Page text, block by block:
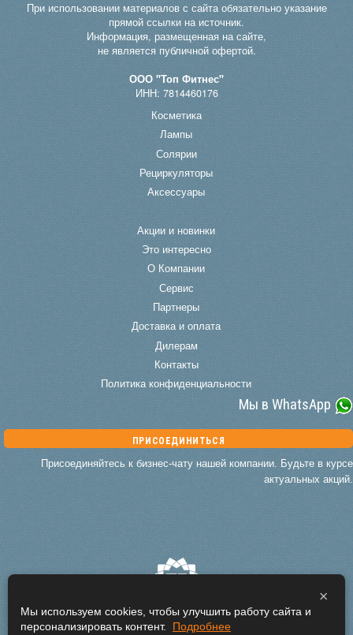
При использовании материалов с сайта обязательно указание
прямой ссылки на источник.
Информация, размещенная на сайте,
не является публичной офертой.
ООО "Топ Фитнес"
ИНН: 7814460176
Косметика
Лампы
Солярии
Рециркуляторы
Аксессуары
Акции и новинки
Это интересно
О Компании
Сервис
Партнеры
Доставка и оплата
Дилерам
Контакты
Политика конфиденциальности
Мы в WhatsApp
ПРИСОЕДИНИТЬСЯ
Присоединяйтесь к бизнес-чату нашей компании. Будьте в курсе
актуальных акций.
×
Мы используем cookies, чтобы улучшить работу сайта и
персонализировать контент.
Подробнее